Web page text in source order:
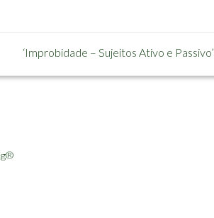
‘Improbidade – Sujeitos Ativo e Passivo’